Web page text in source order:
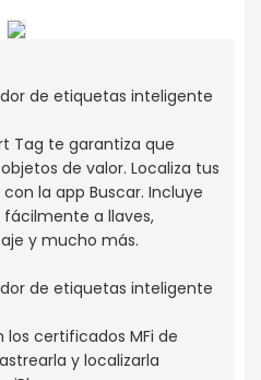
Tag te garantiza que
de valor. Localiza tus
la app Buscar. Incluye
a llaves,
y mucho más.
certificados MFi de
y localizarla